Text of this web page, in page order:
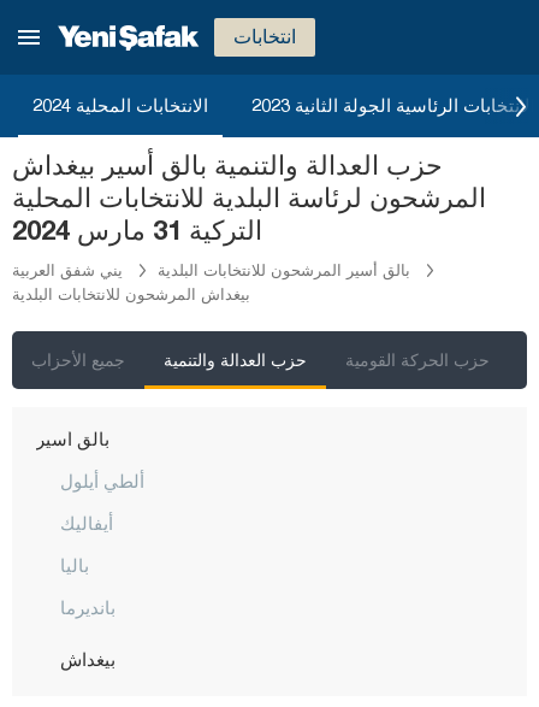
انتخابات
الانتخابات المحلية 2024 2023 الانتخابات الرئاسية الجولة الثانية
حزب العدالة والتنمية بالق أسير بيغداش
المرشحون لرئاسة البلدية للانتخابات المحلية
التركية 31 مارس 2024
يني شفق العربية
بالق أسير المرشحون للانتخابات البلدية
بيغداش المرشحون للانتخابات البلدية
جميع الأحزاب حزب العدالة والتنمية حزب الحركة القومية
أديامان
أغري
أكسراي
أماصيا
أنطاليا
أرداهان
أيدن
بالق أسير
ألطي أيلول
أيفاليك
باليا
بانديرما
بيغداش